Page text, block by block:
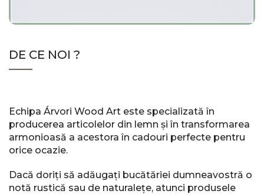
DE CE NOI ?
Echipa Árvori Wood Art este specializată în
producerea articolelor din lemn și în transformarea
armonioasă a acestora în cadouri perfecte pentru
orice ocazie.
Dacă doriți să adăugați bucătăriei dumneavostră o
notă rustică sau de naturalețe, atunci produsele